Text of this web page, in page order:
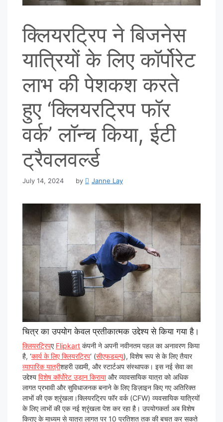
क्लियरट्रिप ने बिजनेस
यात्रियों के लिए कॉर्पोरेट
लाभ की पेशकश करते
हुए ‘क्लियरट्रिप फॉर
वर्क’ लॉन्च किया, ईटी
ट्रैवलवर्ल्ड
July 14, 2024 by Janne Lay
चित्र का उपयोग केवल प्रतीकात्मक उद्देश्य से किया गया है।
क्लियरट्रिपए Flipkart कंपनी ने अपनी नवीनतम पहल का अनावरण किया
है, ‘कार्य के लिए क्लियरट्रिप‘ (सीएफडब्ल्यू), विशेष रूप से के लिए तैयार
व्यापारिक यात्रीशहरी उद्यमी, और स्टार्टअप संस्थापक। इस नई सेवा का
उद्देश्य विशेष कॉर्पोरेट उड़ान किरायाऔर व्यावसायिक यात्रा को अधिक
लागत प्रभावी और सुविधाजनक बनाने के लिए डिज़ाइन किए गए अतिरिक्त
लाभों की एक श्रृंखला।क्लियरट्रिप फॉर वर्क (CFW) व्यवसायिक यात्रियों
के लिए लाभों की एक नई श्रृंखला पेश कर रहा है। उपयोगकर्ता अब विशेष
किराए के माध्यम से यात्रा लागत पर 10 प्रतिशत तक की बचत कर सकते